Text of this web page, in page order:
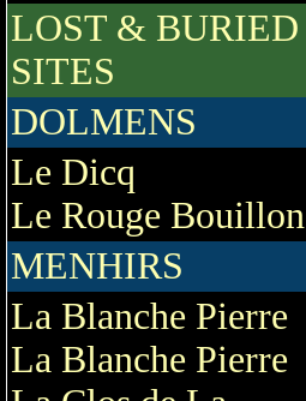
LOST & BURIED
SITES
DOLMENS
Le Dicq
Le Rouge Bouillon
MENHIRS
La Blanche Pierre
La Blanche Pierre